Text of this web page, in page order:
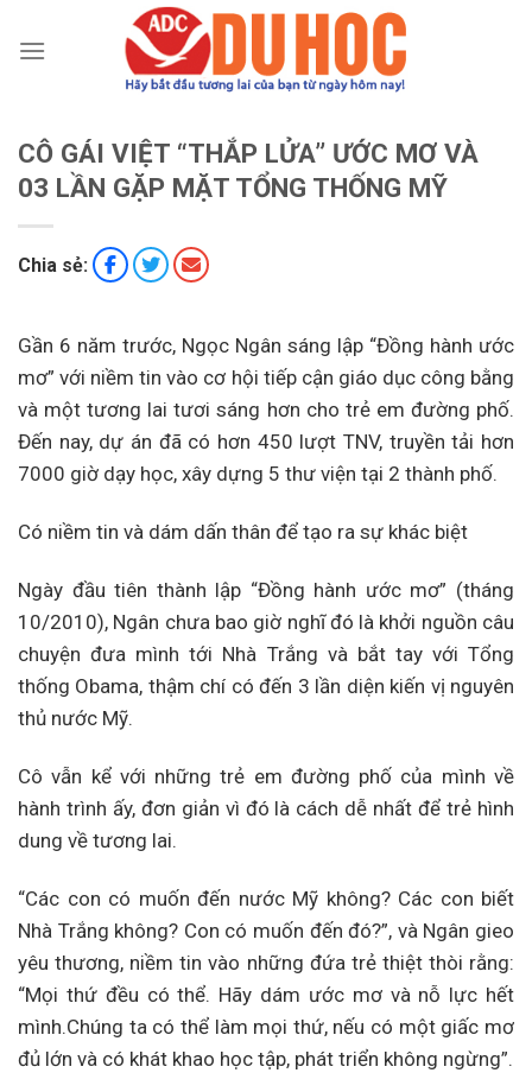
đến
CÔ GÁI VIỆT “THẮP LỬA” ƯỚC MƠ VÀ
03 LẦN GẶP MẶT TỔNG THỐNG MỸ
Chia sẻ:
Gần 6 năm trước, Ngọc Ngân sáng lập “Đồng hành ước
mơ” với niềm tin vào cơ hội tiếp cận giáo dục công bằng
và một tương lai tươi sáng hơn cho trẻ em đường phố.
Đến nay, dự án đã có hơn 450 lượt TNV, truyền tải hơn
7000 giờ dạy học, xây dựng 5 thư viện tại 2 thành phố.
Có niềm tin và dám dấn thân để tạo ra sự khác biệt
Ngày đầu tiên thành lập “Đồng hành ước mơ” (tháng
10/2010), Ngân chưa bao giờ nghĩ đó là khởi nguồn câu
chuyện đưa mình tới Nhà Trắng và bắt tay với Tổng
thống Obama, thậm chí có đến 3 lần diện kiến vị nguyên
thủ nước Mỹ.
Cô vẫn kể với những trẻ em đường phố của mình về
hành trình ấy, đơn giản vì đó là cách dễ nhất để trẻ hình
dung về tương lai.
“Các con có muốn đến nước Mỹ không? Các con biết
Nhà Trắng không? Con có muốn đến đó?”, và Ngân gieo
yêu thương, niềm tin vào những đứa trẻ thiệt thòi rằng:
“Mọi thứ đều có thể. Hãy dám ước mơ và nỗ lực hết
mình.Chúng ta có thể làm mọi thứ, nếu có một giấc mơ
đủ lớn và có khát khao học tập, phát triển không ngừng”.